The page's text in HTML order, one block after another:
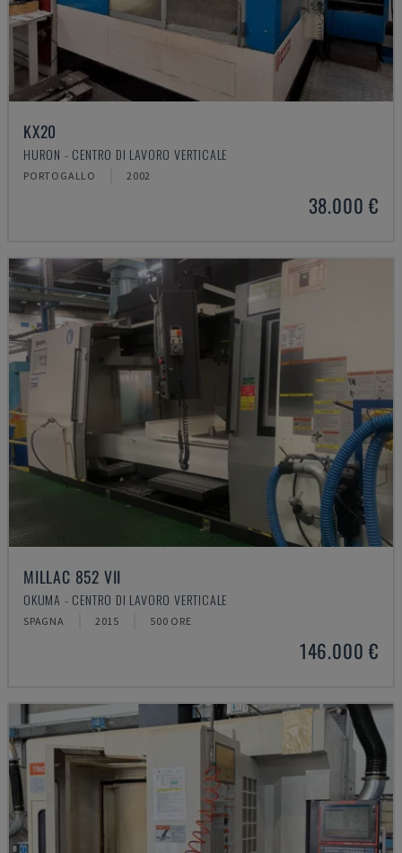
KX20
HURON - CENTRO DI LAVORO VERTICALE
PORTOGALLO 2002
38.000 €
MILLAC 852 VII
OKUMA - CENTRO DI LAVORO VERTICALE
SPAGNA 2015 500 ORE
146.000 €